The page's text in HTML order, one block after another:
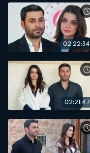
02:22:34
02:21:47